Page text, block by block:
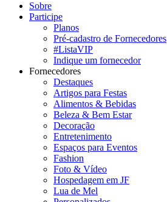
Sobre
Participe
Planos
Pré-cadastro de Fornecedores
#ListaVIP
Indique um fornecedor
Fornecedores
Destaques
Artigos para Festas
Alimentos & Bebidas
Beleza & Bem Estar
Decoração
Entretenimento
Espaços para Eventos
Fashion
Foto & Vídeo
Hospedagem em JF
Lua de Mel